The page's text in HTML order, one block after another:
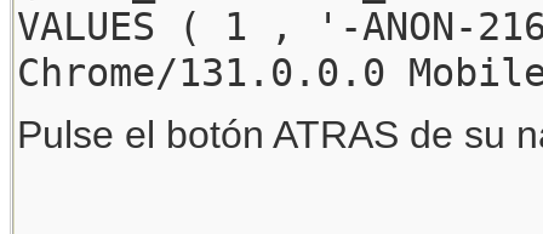
VALUES ( 1 , '-
Chrome/131.0.0.0
Pulse el botón ATRAS de su